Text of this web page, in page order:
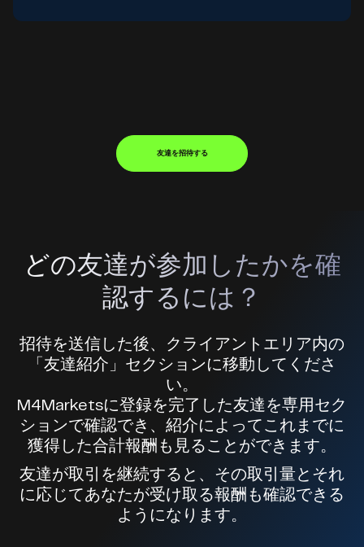
友達を招待する
どの友達が参加したかを確
認するには？
招待を送信した後、クライアントエリア内の
「友達紹介」セクションに移動してくださ
い。
M4Marketsに登録を完了した友達を専用セク
ションで確認でき、紹介によってこれまでに
獲得した合計報酬も見ることができます。
友達が取引を継続すると、その取引量とそれ
に応じてあなたが受け取る報酬も確認できる
ようになります。